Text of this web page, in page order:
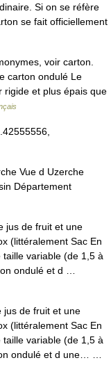
Si on se réfère
se fait officiellement
voir carton.
carton ondulé Le
rigide et plus épais que
Vue d Uzerche
Département
jus de fruit et une
(littéralement Sac En
variable (de 1,5 à
ondulé et d …
de fruit et une
(littéralement Sac En
variable (de 1,5 à
ondulé et d une… …